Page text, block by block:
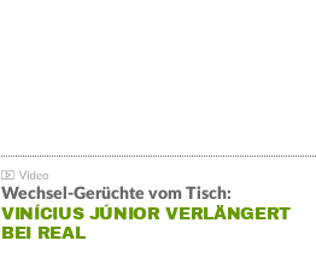
Wechsel-Gerüchte vom Tisch:
VINÍCIUS JÚNIOR VERLÄNGERT
BEI REAL